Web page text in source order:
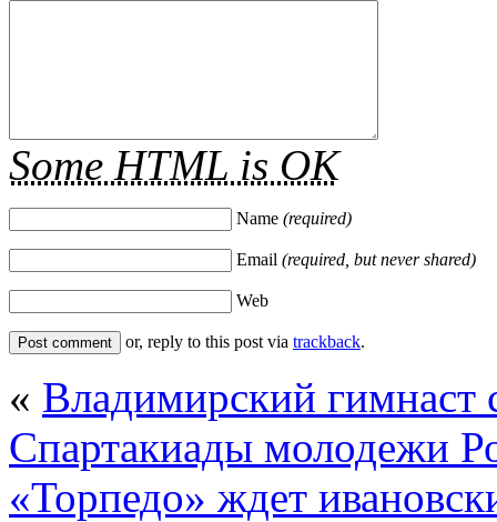
Some HTML is OK
Name (required)
Email (required, but never shared)
Web
or, reply to this post via trackback.
« Владимирский гимнаст
Спартакиады молодежи
«Торпедо» ждет